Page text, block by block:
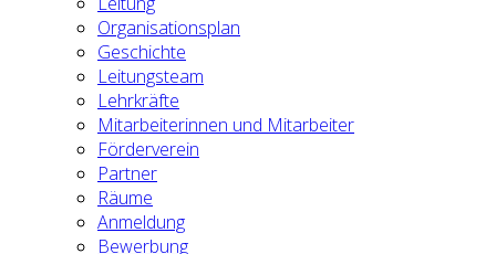
Organisationsplan
Geschichte
Leitungsteam
Lehrkräfte
Mitarbeiterinnen und Mitarbeiter
Förderverein
Partner
Räume
Anmeldung
Bewerbung